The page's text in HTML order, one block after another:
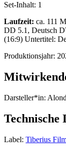
Set-Inhalt: 1
Laufzeit: ca. 111
DD 5.1, Deutsch
(16:9) Untertitel:
Produktionsjahr:
Darsteller*in:
Technische
Label: Tiberius